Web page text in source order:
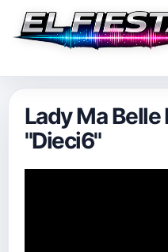
Lady Ma Belle
"Dieci6"